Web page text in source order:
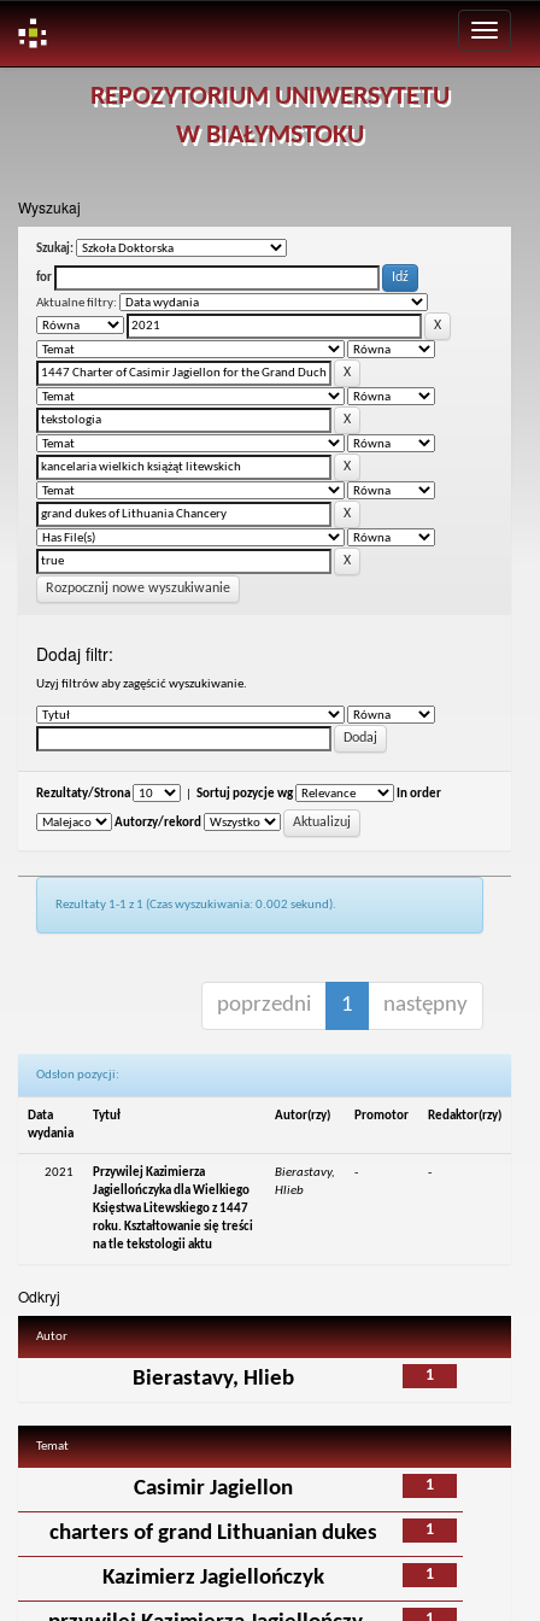
REPOZYTORIUM UNIWERSYTETU
W BIAŁYMSTOKU
Wyszukaj
Szukaj:
for
Aktualne filtry:
Rozpocznij nowe wyszukiwanie
Dodaj filtr:
Uzyj filtrów aby zagęścić wyszukiwanie.
Rezultaty/Strona Sortuj pozycje wg In order
Autorzy/rekord
Rezultaty 1-1 z 1 (Czas wyszukiwania: 0.002 sekund).
poprzedni 1 następny
Odsłon pozycji:
Data
wydania
Tytuł Autor(rzy) Promotor Redaktor(rzy)
2021
Przywilej Kazimierza
Jagiellończyka dla Wielkiego
Księstwa Litewskiego z 1447
roku. Kształtowanie się treści
na tle tekstologii aktu
Bierastavy,
Hlieb
- -
Odkryj
Autor
1
Bierastavy, Hlieb
Temat
1
Casimir Jagiellon
1
charters of grand Lithuanian dukes
1
Kazimierz Jagiellończyk